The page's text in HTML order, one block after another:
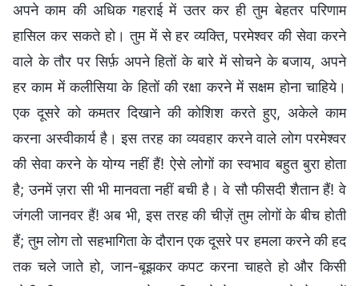
अपने काम की अधिक गहराई में उतर कर ही तुम बेहतर परिणाम
हासिल कर सकते हो। तुम में से हर व्यक्ति, परमेश्वर की सेवा करने
वाले के तौर पर सिर्फ़ अपने हितों के बारे में सोचने के बजाय, अपने
हर काम में कलीसिया के हितों की रक्षा करने में सक्षम होना चाहिये।
एक दूसरे को कमतर दिखाने की कोशिश करते हुए, अकेले काम
करना अस्वीकार्य है। इस तरह का व्यवहार करने वाले लोग परमेश्वर
की सेवा करने के योग्य नहीं हैं! ऐसे लोगों का स्वभाव बहुत बुरा होता
है; उनमें ज़रा सी भी मानवता नहीं बची है। वे सौ फीसदी शैतान हैं! वे
जंगली जानवर हैं! अब भी, इस तरह की चीज़ें तुम लोगों के बीच होती
हैं; तुम लोग तो सहभागिता के दौरान एक दूसरे पर हमला करने की हद
तक चले जाते हो, जान-बूझकर कपट करना चाहते हो और किसी